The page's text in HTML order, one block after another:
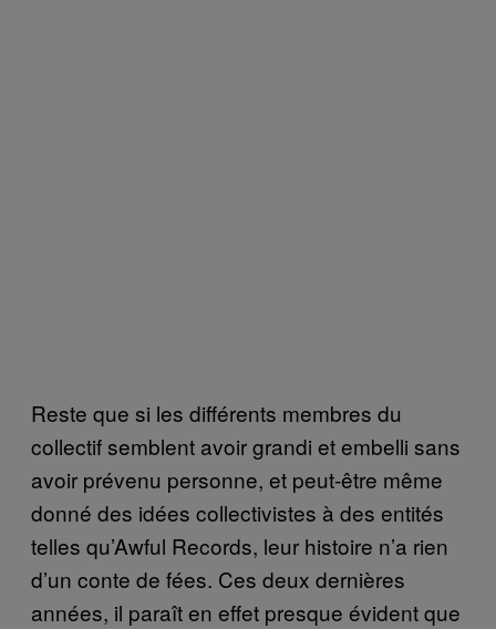
Reste que si les différents membres du
collectif semblent avoir grandi et embelli sans
avoir prévenu personne, et peut-être même
donné des idées collectivistes à des entités
telles qu’Awful Records, leur histoire n’a rien
d’un conte de fées. Ces deux dernières
années, il paraît en effet presque évident que